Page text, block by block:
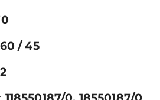
60 / 45